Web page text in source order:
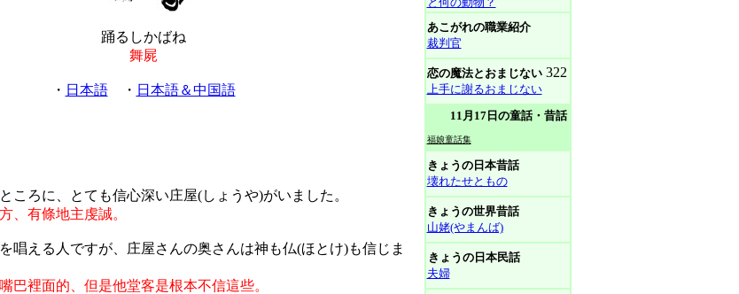
踊るしかばね
舞屍
・ 日本語・ 日本語＆中国語
ころに、とても信心深い庄屋(しょうや)がいました。
、有條地主虔誠。
唱える人ですが、庄屋さんの奥さんは神も仏(ほとけ)も信じま
巴裡面的、但是他堂客是根本不信這些。
あこがれの職業紹介
裁判官
恋の魔法とおまじない322
上手に謝るおまじない
11月17日の童話・昔話
福娘童話集
きょうの日本昔話
壊れたせともの
きょうの世界昔話
山姥(やまんば)
きょうの日本民話
夫婦